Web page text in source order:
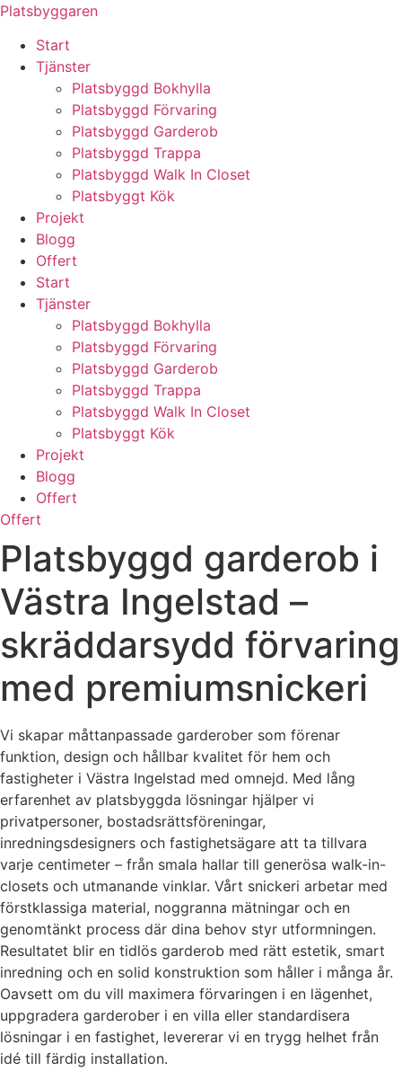
Skip
content
Platsbyggaren
Start
Tjänster
Platsbyggd Bokhylla
Platsbyggd Förvaring
Platsbyggd Garderob
Platsbyggd Trappa
Platsbyggd Walk In Closet
Platsbyggt Kök
Projekt
Blogg
Offert
Start
Tjänster
Platsbyggd Bokhylla
Platsbyggd Förvaring
Platsbyggd Garderob
Platsbyggd Trappa
Platsbyggd Walk In Closet
Platsbyggt Kök
Projekt
Blogg
Offert
Offert
Platsbyggd garderob i
Västra Ingelstad –
skräddarsydd förvaring
med premiumsnickeri
Vi skapar måttanpassade garderober som förenar
funktion, design och hållbar kvalitet för hem och
fastigheter i Västra Ingelstad med omnejd. Med lång
erfarenhet av platsbyggda lösningar hjälper vi
privatpersoner, bostadsrättsföreningar,
inredningsdesigners och fastighetsägare att ta tillvara
varje centimeter – från smala hallar till generösa walk-in-
closets och utmanande vinklar. Vårt snickeri arbetar med
förstklassiga material, noggranna mätningar och en
genomtänkt process där dina behov styr utformningen.
Resultatet blir en tidlös garderob med rätt estetik, smart
inredning och en solid konstruktion som håller i många år.
Oavsett om du vill maximera förvaringen i en lägenhet,
uppgradera garderober i en villa eller standardisera
lösningar i en fastighet, levererar vi en trygg helhet från
idé till färdig installation.